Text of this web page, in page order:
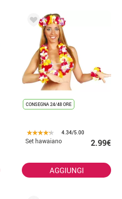
CONSEGNA 24/48 ORE
4.34/5.00
Set hawaiano 2.99€
AGGIUNGI